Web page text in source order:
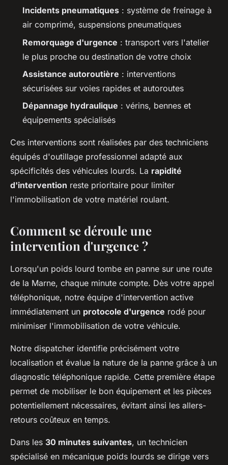
Incidents pneumatiques : système de freinage à
air comprimé, suspensions pneumatiques
Remorquage d'urgence : transport vers l'atelier
le plus proche ou destination de votre choix
Assistance autoroutière : interventions
sécurisées sur voies rapides et autoroutes
Dépannage hydraulique : vérins, bennes et
équipements spécialisés
Ces interventions sont réalisées par des techniciens
équipés d'outillage professionnel adapté aux
spécificités des véhicules lourds. La rapidité
d'intervention reste prioritaire pour limiter
l'immobilisation de votre matériel roulant.
Comment se déroule une
intervention d'urgence ?
Lorsqu'un poids lourd tombe en panne sur une route
de la Marne, chaque minute compte. Dès votre appel
téléphonique, notre équipe d'intervention active
immédiatement un protocole d'urgence rodé pour
minimiser l'immobilisation de votre véhicule.
Notre dispatcher identifie précisément votre
localisation et évalue la nature de la panne grâce à un
diagnostic téléphonique rapide. Cette première étape
permet de mobiliser le bon équipement et les pièces
potentiellement nécessaires, évitant ainsi les allers-
retours coûteux en temps.
Dans les 30 minutes suivantes, un technicien
spécialisé en mécanique poids lourds se dirige vers